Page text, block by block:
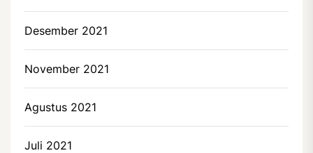
Desember 2021
November 2021
Agustus 2021
Juli 2021